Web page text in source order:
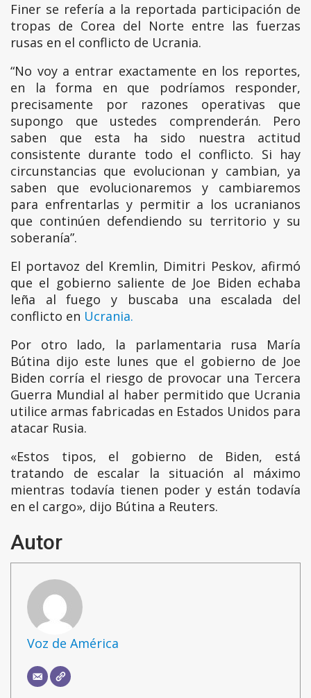
Finer se refería a la reportada participación de
tropas de Corea del Norte entre las fuerzas
rusas en el conflicto de Ucrania.
“No voy a entrar exactamente en los reportes,
en la forma en que podríamos responder,
precisamente por razones operativas que
supongo que ustedes comprenderán. Pero
saben que esta ha sido nuestra actitud
consistente durante todo el conflicto. Si hay
circunstancias que evolucionan y cambian, ya
saben que evolucionaremos y cambiaremos
para enfrentarlas y permitir a los ucranianos
que continúen defendiendo su territorio y su
soberanía”.
El portavoz del Kremlin, Dimitri Peskov, afirmó
que el gobierno saliente de Joe Biden echaba
leña al fuego y buscaba una escalada del
conflicto en Ucrania.
Por otro lado, la parlamentaria rusa María
Bútina dijo este lunes que el gobierno de Joe
Biden corría el riesgo de provocar una Tercera
Guerra Mundial al haber permitido que Ucrania
utilice armas fabricadas en Estados Unidos para
atacar Rusia.
«Estos tipos, el gobierno de Biden, está
tratando de escalar la situación al máximo
mientras todavía tienen poder y están todavía
en el cargo», dijo Bútina a Reuters.
Autor
Voz de América